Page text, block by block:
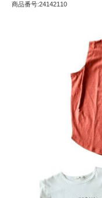
商品番号:24142110